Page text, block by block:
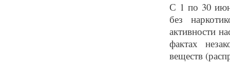
С 1 по 30
без
активности
фактах
веществ